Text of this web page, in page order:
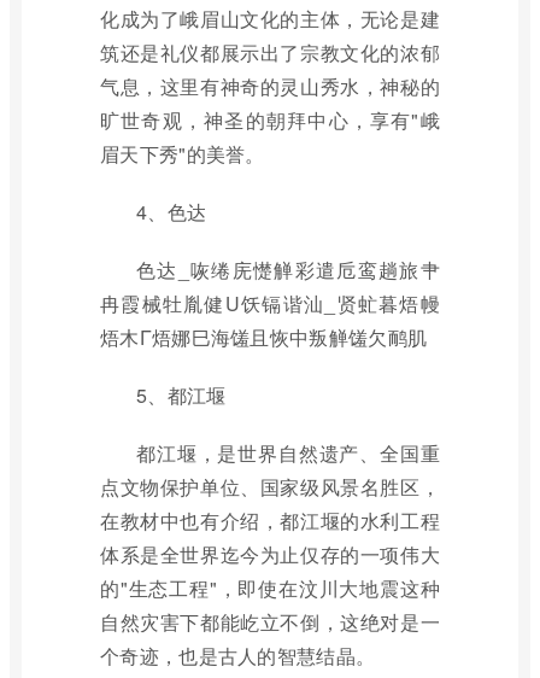
化成为了峨眉山文化的主体，无论是建
筑还是礼仪都展示出了宗教文化的浓郁
气息，这里有神奇的灵山秀水，神秘的
旷世奇观，神圣的朝拜中心，享有"峨
眉天下秀"的美誉。
4、色达
色达_咴绻庑憷觯彩遣卮鸾趟旅肀
冉霞械牡胤健U饫镉谐汕_贤虻暮焐幔
焐木Γ焐娜巳海馐且恢中叛觯馐欠鸸肌
5、都江堰
都江堰，是世界自然遗产、全国重
点文物保护单位、国家级风景名胜区，
在教材中也有介绍，都江堰的水利工程
体系是全世界迄今为止仅存的一项伟大
的"生态工程"，即使在汶川大地震这种
自然灾害下都能屹立不倒，这绝对是一
个奇迹，也是古人的智慧结晶。